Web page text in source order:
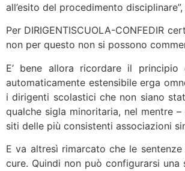
all’esito del procedimento
Per DIRIGENTISCUOLA-CONFEDIR
non per questo non si possono
E’ bene allora ricordare il
automaticamente estensibile erga
i dirigenti scolastici che non siano
qualche sigla minoritaria, nel mentre
siti delle più consistenti associazioni
E va altresì rimarcato che le
cure. Quindi non può configurarsi